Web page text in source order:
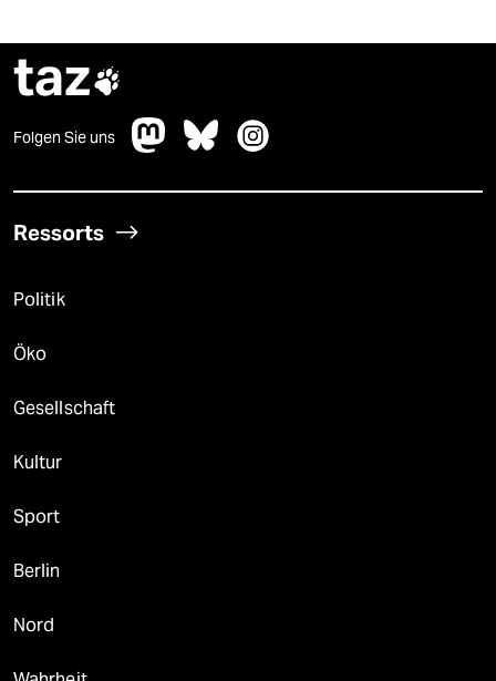
taz
Folgen Sie uns
Ressorts
Politik
Öko
Gesellschaft
Kultur
Sport
Berlin
Nord